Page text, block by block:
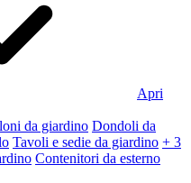
Apri
da giardino Dondoli da
Tavoli e sedie da giardino + 3
Contenitori da esterno